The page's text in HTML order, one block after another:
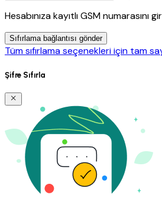
Hesabınıza kayıtlı GSM numarasını
Sıfırlama bağlantısı gönder
Tüm sıfırlama seçenekleri için tam
Şifre Sıfırla